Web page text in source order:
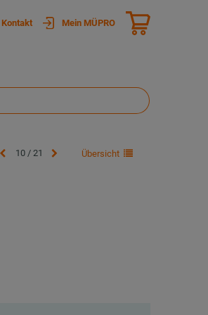
Kontakt Mein MÜPRO
10 / 21 Übersicht